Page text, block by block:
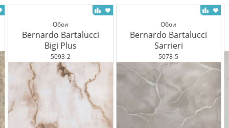
Обои
Bernardo Bartalucci
Bigi Plus
5093-2
Обои
Bernardo Bartalucci
Sarrieri
5078-5